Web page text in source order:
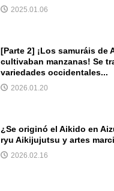
2025.01.06
[Parte 2] ¡Los samuráis de
cultivaban manzanas! Se
variedades occidentales...
2026.01.20
¿Se originó el Aikido en
ryu Aikijujutsu y artes
2026.02.16